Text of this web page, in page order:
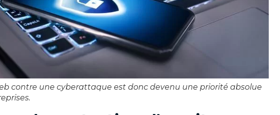
contre une cyberattaque est donc devenu une priorité absolue